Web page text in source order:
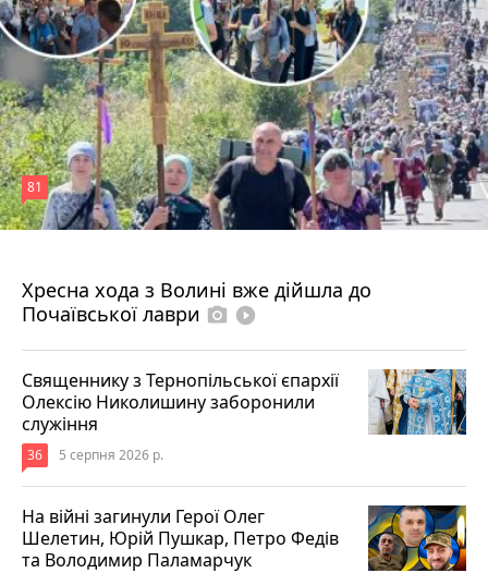
Хресна хода з Волині вже дійшла до
Почаївської лаври photo_camera play_circle_filled
81
Священнику з Тернопільської єпархії
Олексію Николишину заборонили
служіння
36 5 серпня 2026 р.
На війні загинули Герої Олег
Шелетин, Юрій Пушкар, Петро Федів
та Володимир Паламарчук